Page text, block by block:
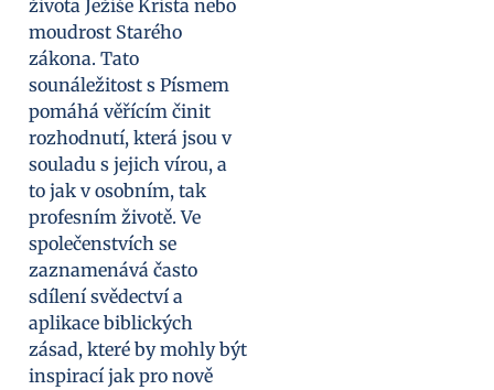
života Ježíše Krista nebo
moudrost Starého
zákona. Tato
sounáležitost s Písmem
pomáhá věřícím činit
rozhodnutí, která jsou v
souladu s jejich vírou, a
to jak v osobním, tak
profesním životě. Ve
společenstvích se
zaznamenává často
sdílení svědectví a
aplikace biblických
zásad, které by mohly být
inspirací jak pro nově